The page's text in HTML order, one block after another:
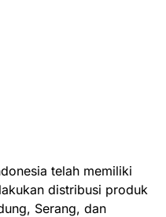
telah memiliki
distribusi produk
Serang, dan